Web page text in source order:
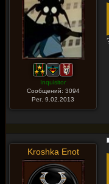
Inquisitor
Сообщений: 3094
Рег. 9.02.2013
Kroshka Enot